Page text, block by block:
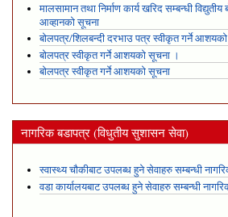
मालसामान तथा निर्माण कार्य खरिद सम्बन्धी
आव्हानको सूचना
बोलपत्र/शिलबन्दी दरभाउ पत्र स्वीकृत गर्ने
बोलपत्र स्वीकृत गर्ने आशयको सूचना ।
बोलपत्र स्वीकृत गर्ने आशयको सूचना
नागरिक बडापत्र (विधुतीय सुशासन सेवा)
स्वास्थ्य चौकीबाट उपलब्ध हुने सेवाहरु सम्बन्धी
वडा कार्यालयबाट उपलब्ध हुने सेवाहरु सम्बन्धी